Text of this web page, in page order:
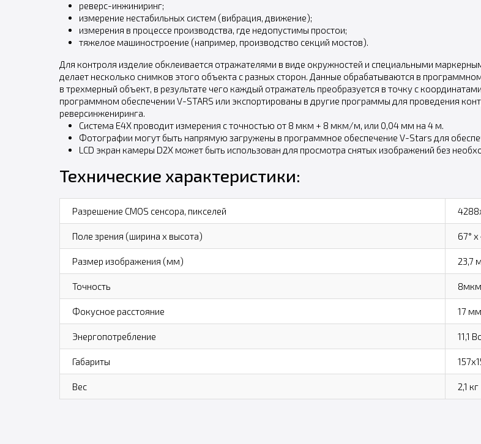
реверс-инжиниринг;
измерение нестабильных систем (вибрация, движение);
измерения в процессе производства, где недопустимы простои;
тяжелое машиностроение (например, производство секций мостов).
Для контроля изделие обклеивается отражателями в виде окружностей и специальными
делает несколько снимков этого объекта с разных сторон. Данные обрабатываются в
в трехмерный объект, в результате чего каждый отражатель преобразуется в точку с
программном обеспечении V-STARS или экспортированы в другие программы для проведения
реверсинжениринга.
Система E4X проводит измерения с точностью от 8 мкм + 8 мкм/м, или 0,04 мм на 4 м.
Фотографии могут быть напрямую загружены в программное обеспечение V-Stars для
LCD экран камеры D2X может быть использован для просмотра снятых изображений без
Технические характеристики:
Разрешение CMOS сенсора, пикселей
Поле зрения (ширина х высота) 67° х
Размер изображения (мм) 23,7
Точность
Фокусное расстояние 17 мм
Энергопотребление 11,1
Габариты
Вес 2,1 кг